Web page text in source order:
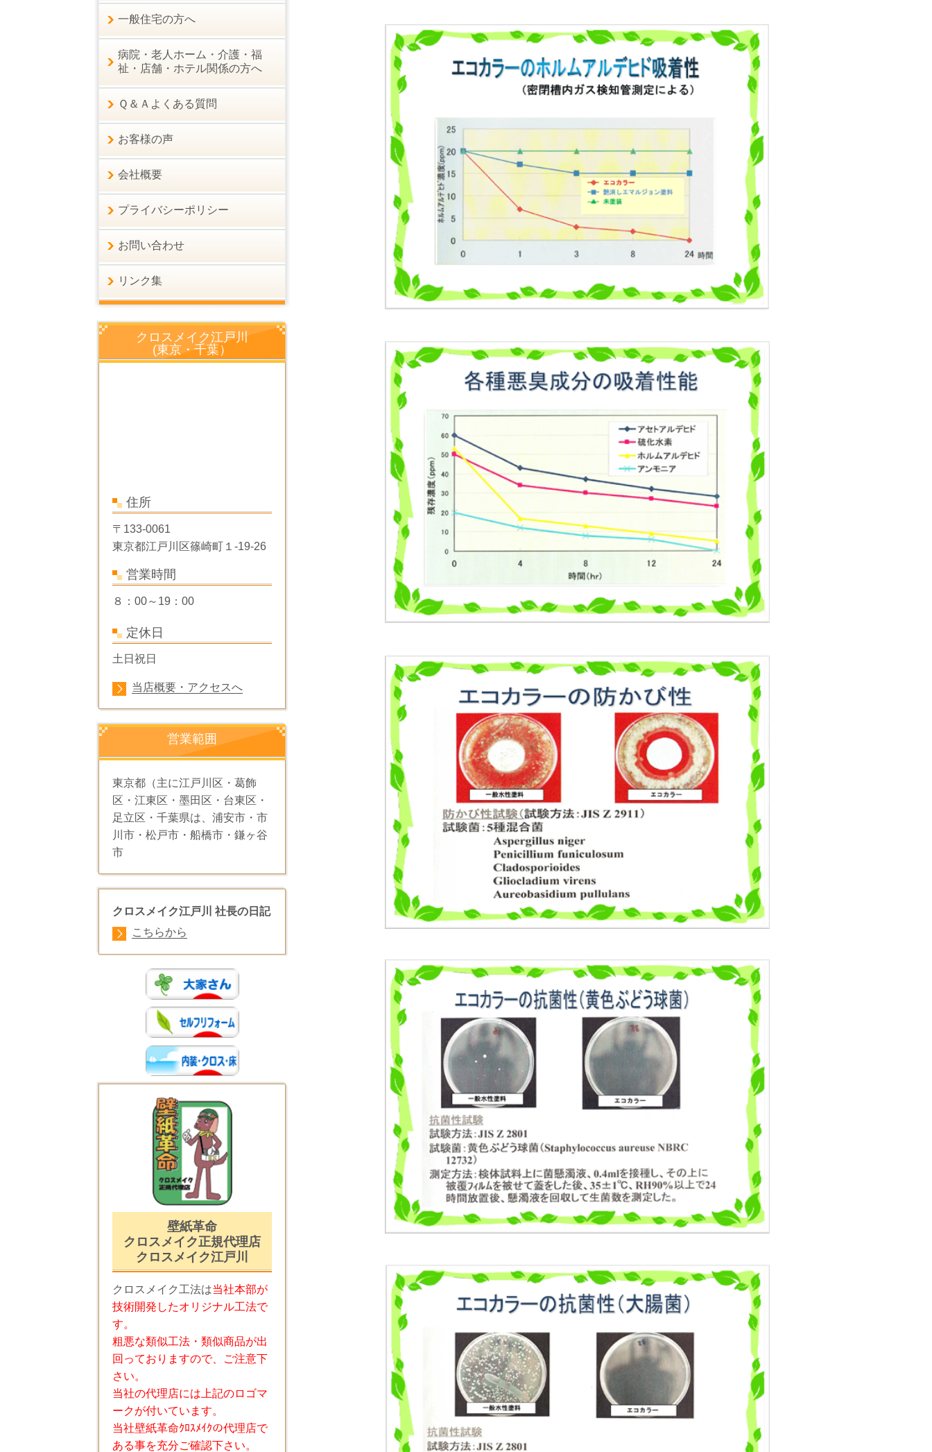
一般住宅の方へ
病院・老人ホーム・介護・福
祉・店舗・ホテル関係の方へ
Ｑ＆Ａよくある質問
お客様の声
会社概要
プライバシーポリシー
お問い合わせ
リンク集
クロスメイク江戸川
(東京・千葉）
住所
〒133-0061
東京都江戸川区篠崎町１-19-26
営業時間
８：00～19：00
定休日
土日祝日
当店概要・アクセスへ
営業範囲
東京都（主に江戸川区・葛飾
区・江東区・墨田区・台東区・
足立区・千葉県は、浦安市・市
川市・松戸市・船橋市・鎌ヶ谷
市
クロスメイク江戸川 社長の日記
こちらから
壁紙革命
クロスメイク正規代理店
クロスメイク江戸川
クロスメイク工法は当社本部が
技術開発したオリジナル工法で
す。
粗悪な類似工法・類似商品が出
回っておりますので、ご注意下
さい。
当社の代理店には上記のロゴマ
ークが付いています。
当社壁紙革命ｸﾛｽﾒｲｸの代理店で
ある事を充分ご確認下さい。